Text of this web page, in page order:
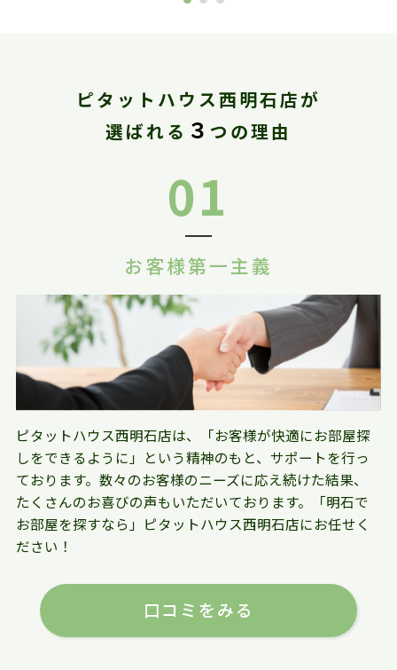
ピタットハウス西明石店が
選ばれる ３ つの理由
01
お客様第一主義
ピタットハウス西明石店は、「お客様が快適にお部屋探
しをできるように」という精神のもと、サポートを行っ
ております。数々のお客様のニーズに応え続けた結果、
たくさんのお喜びの声もいただいております。「明石で
お部屋を探すなら」ピタットハウス西明石店にお任せく
ださい！
口コミをみる